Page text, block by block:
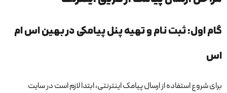
گام اول: ثبت نام و تهیه پنل پیامکی در بهین اس ام
اس
برای شروع استفاده از ارسال پیامک اینترنتی، ابتدا لازم است در سایت